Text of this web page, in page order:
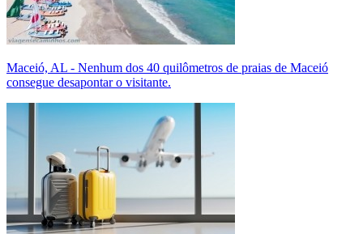
Maceió, AL - Nenhum dos 40 quilômetros de praias de Maceió
consegue desapontar o visitante.